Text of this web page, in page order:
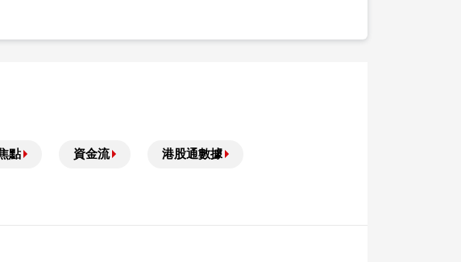
點 資金流 港股通數據